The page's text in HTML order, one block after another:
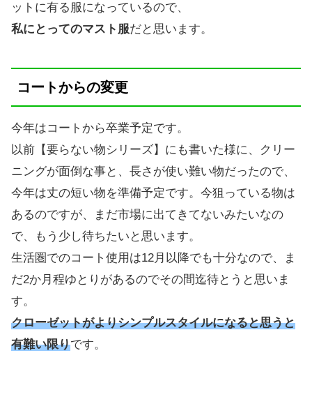
ットに有る服になっているので、
私にとってのマスト服だと思います。
コートからの変更
今年はコートから卒業予定です。
以前【要らない物シリーズ】にも書いた様に、クリー
ニングが面倒な事と、長さが使い難い物だったので、
今年は丈の短い物を準備予定です。今狙っている物は
あるのですが、まだ市場に出てきてないみたいなの
で、もう少し待ちたいと思います。
生活圏でのコート使用は12月以降でも十分なので、ま
だ2か月程ゆとりがあるのでその間迄待とうと思いま
す。
クローゼットがよりシンプルスタイルになると思うと
有難い限りです。